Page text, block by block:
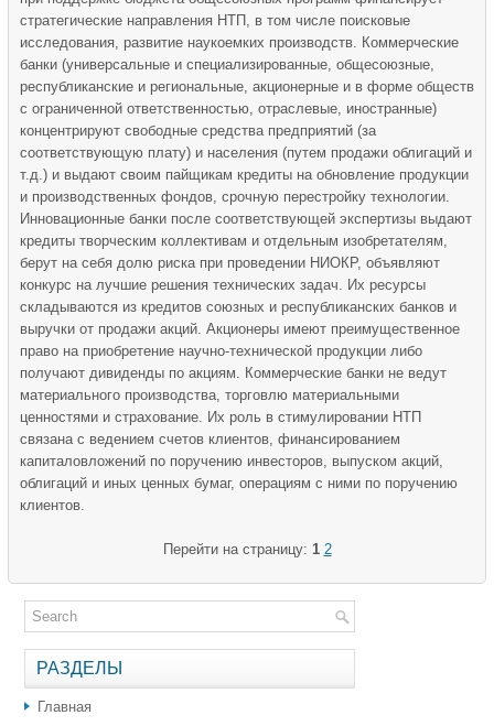
стратегические направления НТП, в том числе поисковые
исследования, развитие наукоемких производств. Коммерческие
банки (универсальные и специализированные, общесоюзные,
республиканские и региональные, акционерные и в форме обществ
с ограниченной ответственностью, отраслевые, иностранные)
концентрируют свободные средства предприятий (за
соответствующую плату) и населения (путем продажи облигаций и
т.д.) и выдают своим пайщикам кредиты на обновление продукции
и производственных фондов, срочную перестройку технологии.
Инновационные банки после соответствующей экспертизы выдают
кредиты творческим коллективам и отдельным изобретателям,
берут на себя долю риска при проведении НИОКР, объявляют
конкурс на лучшие решения технических задач. Их ресурсы
складываются из кредитов союзных и республиканских банков и
выручки от продажи акций. Акционеры имеют преимущественное
право на приобретение научно-технической продукции либо
получают дивиденды по акциям. Коммерческие банки не ведут
материального производства, торговлю материальными
ценностями и страхование. Их роль в стимулировании НТП
связана с ведением счетов клиентов, финансированием
капиталовложений по поручению инвесторов, выпуском акций,
облигаций и иных ценных бумаг, операциям с ними по поручению
клиентов.
Перейти на страницу: 1 2
РАЗДЕЛЫ
Главная